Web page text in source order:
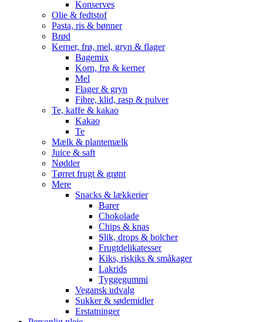
Konserves
Olie & fedtstof
Pasta, ris & bønner
Brød
Kerner, frø, mel, gryn & flager
Bagemix
Korn, frø & kerner
Mel
Flager & gryn
Fibre, klid, rasp & pulver
Te, kaffe & kakao
Kakao
Te
Mælk & plantemælk
Juice & saft
Nødder
Tørret frugt & grønt
Mere
Snacks & lækkerier
Barer
Chokolade
Chips & knas
Slik, drops & bolcher
Frugtdelikatesser
Kiks, riskiks & småkager
Lakrids
Tyggegummi
Vegansk udvalg
Sukker & sødemidler
Erstatninger